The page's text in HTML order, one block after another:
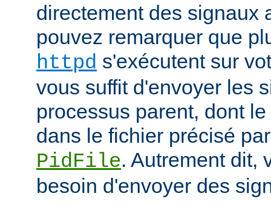
directement des signaux
pouvez remarquer que
httpd s'exécutent sur
vous suffit d'envoyer les
processus parent, dont
dans le fichier précisé
PidFile. Autrement dit,
besoin d'envoyer des